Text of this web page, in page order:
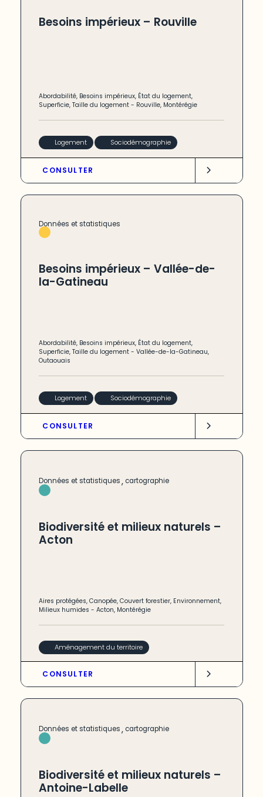
Besoins impérieux – Rouville
Abordabilité, Besoins impérieux, État du logement,
Superficie,Taille du logement - Rouville, Montérégie
Logement Sociodémographie
CONSULTER
Données et statistiques
Besoins impérieux – Vallée-de-
la-Gatineau
Abordabilité, Besoins impérieux, État du logement,
Superficie,Taille du logement -Vallée-de-la-Gatineau,
Outaouais
Logement Sociodémographie
CONSULTER
Données et statistiques, cartographie
Biodiversité et milieux naturels –
Acton
Aires protégées,Canopée,Couvert forestier, Environnement,
Milieux humides -Acton, Montérégie
Aménagement du territoire
CONSULTER
Données et statistiques, cartographie
Biodiversité et milieux naturels –
Antoine-Labelle